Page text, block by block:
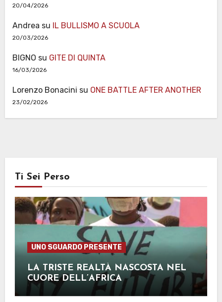
20/04/2026
Andrea su IL BULLISMO A SCUOLA
20/03/2026
BIGNO su GITE DI QUINTA
16/03/2026
Lorenzo Bonacini su ONE BATTLE AFTER ANOTHER
23/02/2026
Ti Sei Perso
UNO SGUARDO PRESENTE
LA TRISTE REALTÀ NASCOSTA NEL
CUORE DELL’AFRICA